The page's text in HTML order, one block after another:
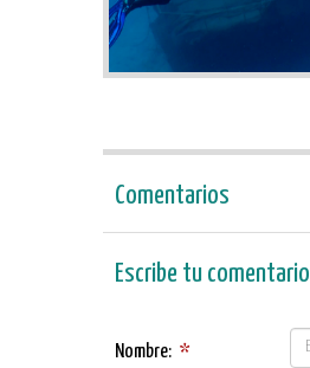
Comentarios
Escribe tu comentario
Nombre: *